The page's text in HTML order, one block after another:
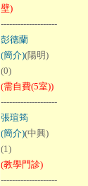
壁)
--------------------
彭德蘭
(簡介)(陽明)
(0)
(需自費(5室))
--------------------
張瑄筠
(簡介)(中興)
(1)
(教學門診)
--------------------